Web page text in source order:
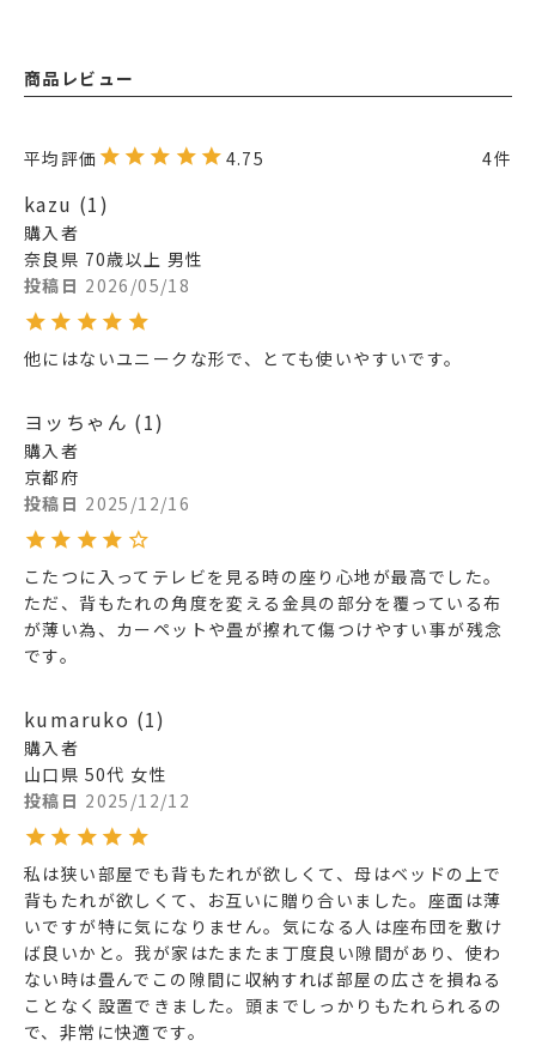
商品レビュー
4.75 4
kazu 1
購入者
奈良県 70歳以上 男性
投稿日 2026/05/18
他にはないユニークな形で、とても使いやすいです。
ヨッちゃん 1
購入者
京都府
投稿日 2025/12/16
こたつに入ってテレビを見る時の座り心地が最高でした。
ただ、背もたれの角度を変える金具の部分を覆っている布
が薄い為、カーペットや畳が擦れて傷つけやすい事が残念
です。
kumaruko 1
購入者
山口県 50代 女性
投稿日 2025/12/12
私は狭い部屋でも背もたれが欲しくて、母はベッドの上で
背もたれが欲しくて、お互いに贈り合いました。座面は薄
いですが特に気になりません。気になる人は座布団を敷け
ば良いかと。我が家はたまたま丁度良い隙間があり、使わ
ない時は畳んでこの隙間に収納すれば部屋の広さを損ねる
ことなく設置できました。頭までしっかりもたれられるの
で、非常に快適です。